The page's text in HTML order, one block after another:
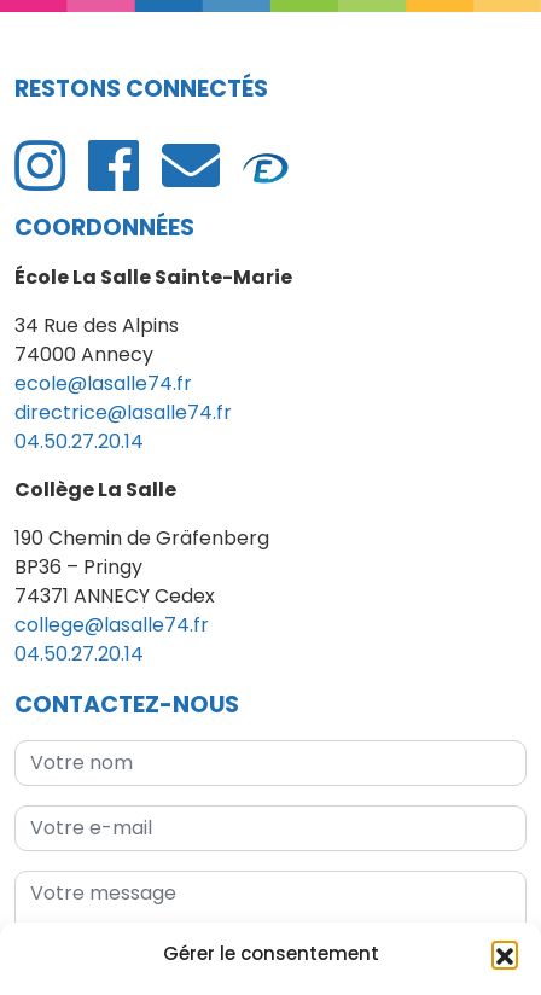
Gérer le consentement
RESTONS CONNECTÉS
COORDONNÉES
École La Salle Sainte-Marie
34 Rue des Alpins
74000 Annecy
ecole@lasalle74.fr
directrice@lasalle74.fr
04.50.27.20.14
Collège La Salle
190 Chemin de Gräfenberg
BP36 – Pringy
74371 ANNECY Cedex
college@lasalle74.fr
04.50.27.20.14
CONTACTEZ-NOUS